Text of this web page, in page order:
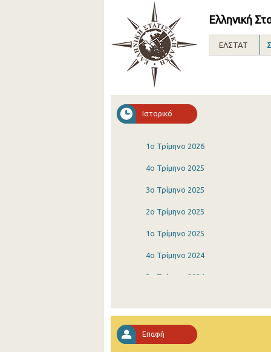
Ελληνική
ΕΛΣΤΑΤ
Ιστορικό
1o Τρίμηνο 2026
4o Τρίμηνο 2025
3o Τρίμηνο 2025
2o Τρίμηνο 2025
1o Τρίμηνο 2025
4o Τρίμηνο 2024
3o Τρίμηνο 2024
4o Τρίμηνο 2023
Επαφή